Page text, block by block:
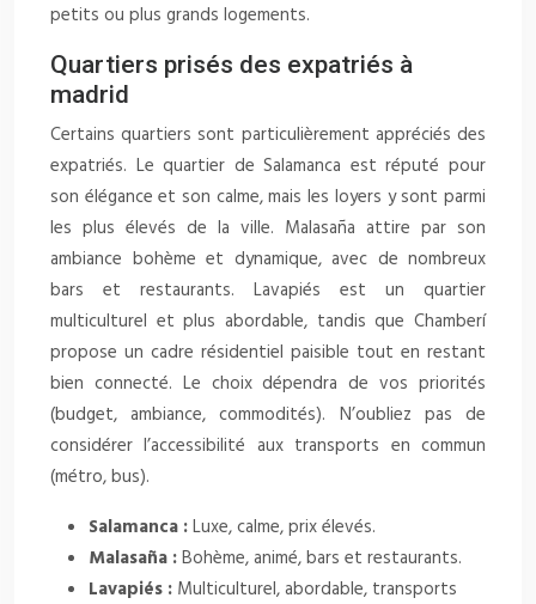
petits ou plus grands logements.
Quartiers prisés des expatriés à
madrid
Certains quartiers sont particulièrement appréciés des
expatriés. Le quartier de Salamanca est réputé pour
son élégance et son calme, mais les loyers y sont parmi
les plus élevés de la ville. Malasaña attire par son
ambiance bohème et dynamique, avec de nombreux
bars et restaurants. Lavapiés est un quartier
multiculturel et plus abordable, tandis que Chamberí
propose un cadre résidentiel paisible tout en restant
bien connecté. Le choix dépendra de vos priorités
(budget, ambiance, commodités). N’oubliez pas de
considérer l’accessibilité aux transports en commun
(métro, bus).
Salamanca :Luxe, calme, prix élevés.
Malasaña :Bohème, animé, bars et restaurants.
Lavapiés : Multiculturel, abordable, transports